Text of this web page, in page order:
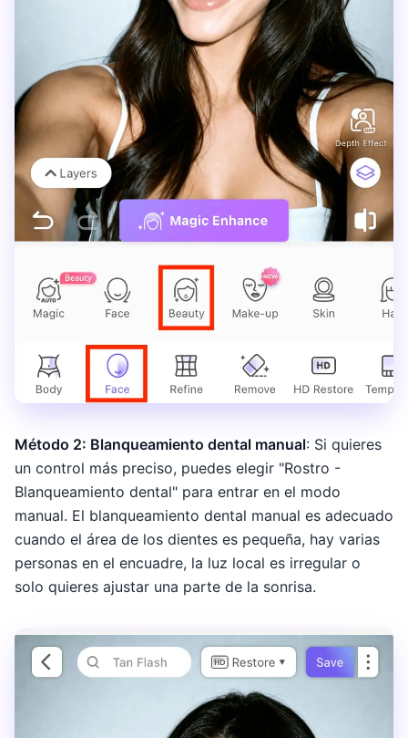
Método 2: Blanqueamiento dental manual: Si quieres
un control más preciso, puedes elegir "Rostro -
Blanqueamiento dental" para entrar en el modo
manual. El blanqueamiento dental manual es adecuado
cuando el área de los dientes es pequeña, hay varias
personas en el encuadre, la luz local es irregular o
solo quieres ajustar una parte de la sonrisa.